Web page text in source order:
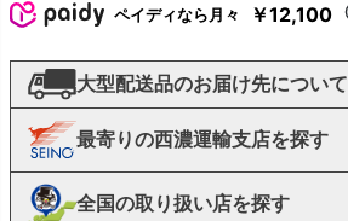
ペイディなら月々 ￥12,100
大型配送品のお届け先について
最寄りの西濃運輸支店を探す
全国の取り扱い店を探す